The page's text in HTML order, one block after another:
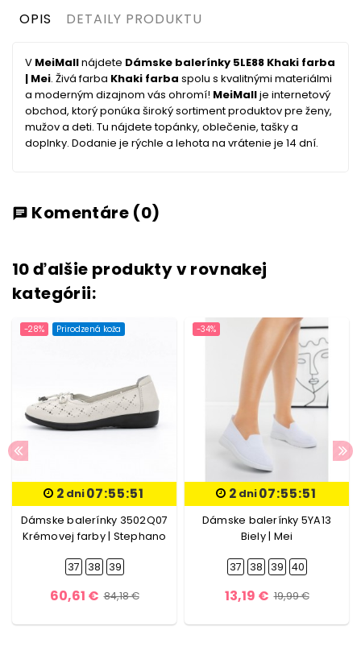
OPIS DETAILY PRODUKTU
V MeiMallnájdete Dámske balerínky 5LE88 Khaki farba
| Mei. Živá farba Khaki farba spolu s kvalitnými materiálmi
a moderným dizajnom vás ohromí! MeiMallje internetový
obchod, ktorý ponúka široký sortiment produktov pre ženy,
mužov a deti. Tu nájdete topánky, oblečenie, tašky a
doplnky. Dodanie je rýchle a lehota na vrátenie je 14 dní.
chat Komentáre (0)
10 ďalšie produkty v rovnakej
kategórii:
-28% Prirodzená koža
2 dni07:55:51
Dámske balerínky 3502Q07
Krémovej farby | Stephano
37 38 39
60,61 € 84,18 €
-34%
2 dni07:55:51
Dámske balerínky 5YA13
Biely | Mei
37 38 39 40
13,19 € 19,99 €